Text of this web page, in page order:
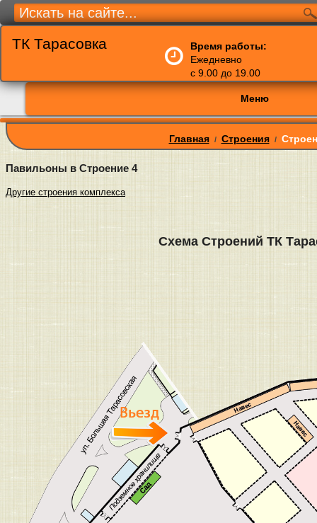
ТК Тарасовка
Время работы:
Ежедневно
с 9.00 до 19.00
Меню
Главная / Строения /
Павильоны в Строение 4
Другие строения комплекса
Схема Строений ТК